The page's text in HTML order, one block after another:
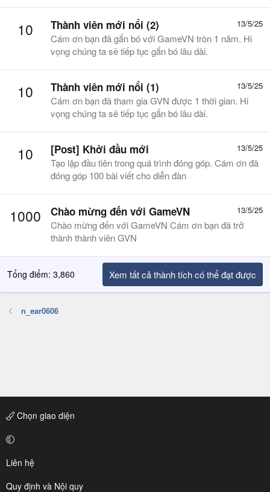
10 13/5/25
Thành viên mới nổi (2)
Cám ơn bạn đã gắn bó với GameVN tròn 1 năm. Hi
vọng chúng ta sẽ tiếp tục gắn bó lâu dài.
10 13/5/25
Thành viên mới nổi (1)
Cám ơn bạn đã tham gia GVN được 1 thời gian. Hi
vọng chúng ta sẽ tiếp tục gắn bó lâu dài.
10 13/5/25
[Post] Khởi đầu mới
Tạo lập đầu tiên trong quá trình đóng góp. Cám ơn đã
đóng góp 100 bài viết cho diễn đàn
1000 13/5/25
Chào mừng đến với GameVN
Chào mừng đến với GameVN Cám ơn bạn đã trở
thành thành viên GVN
Tổng điểm: 3,860 Xem tất cả thành tích có thể đạt được
n_ear0606
Chọn giao diện
Liên hệ
Quy định và Nội quy